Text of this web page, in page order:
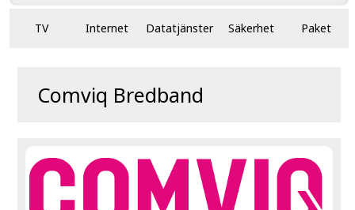
TV Internet Datatjänster Säkerhet Paket
Comviq Bredband